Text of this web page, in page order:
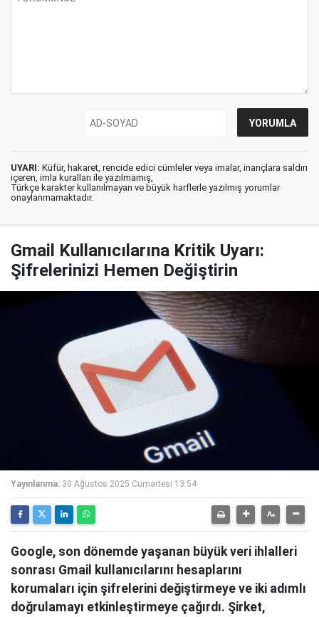
UYARI: Küfür, hakaret, rencide edici cümleler veya imalar, inançlara saldırı
içeren, imla kuralları ile yazılmamış,
Türkçe karakter kullanılmayan ve büyük harflerle yazılmış yorumlar
onaylanmamaktadır.
Gmail Kullanıcılarına Kritik Uyarı:
Şifrelerinizi Hemen Değiştirin
Yayınlanma: 30 Ağustos 2025 Cumartesi 13:54
Google, son dönemde yaşanan büyük veri ihlalleri
sonrası Gmail kullanıcılarını hesaplarını
korumaları için şifrelerini değiştirmeye ve iki adımlı
doğrulamayı etkinleştirmeye çağırdı. Şirket,